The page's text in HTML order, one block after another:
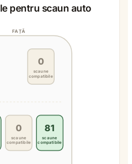
pentru scaun auto
FAȚĂ
0
scaune
compatibile
0
scaune
compatibile
81
scaune
compatibile